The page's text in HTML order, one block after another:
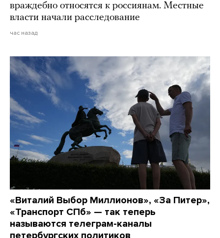
враждебно относятся к россиянам. Местные
власти начали расследование
час назад
«Виталий Выбор Миллионов», «За Питер»,
«Транспорт СПб» — так теперь
называются телеграм-каналы
петербургских политиков